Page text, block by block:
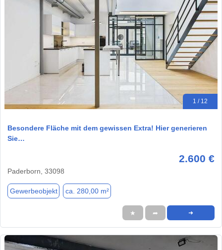
1 / 12
Besondere Fläche mit dem gewissen Extra! Hier generieren
Sie…
2.600 €
Paderborn, 33098
Gewerbeobjekt ca. 280,00 m²
★ ➦ ➜